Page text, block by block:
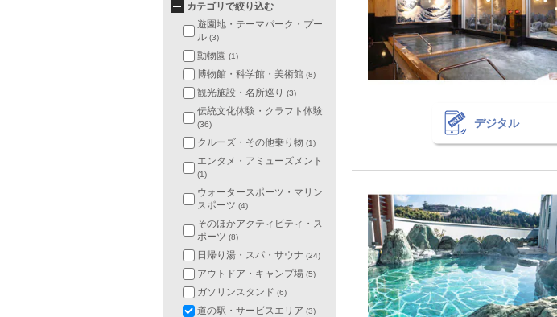
デジタル
カテゴリで絞り込む
遊園地・テーマパーク・プー
ル (3)
動物園 (1)
博物館・科学館・美術館 (8)
観光施設・名所巡り (3)
伝統文化体験・クラフト体験
(36)
クルーズ・その他乗り物 (1)
エンタメ・アミューズメント
(1)
ウォータースポーツ・マリン
スポーツ (4)
そのほかアクティビティ・ス
ポーツ (8)
日帰り湯・スパ・サウナ (24)
アウトドア・キャンプ場 (5)
ガソリンスタンド (6)
道の駅・サービスエリア (3)